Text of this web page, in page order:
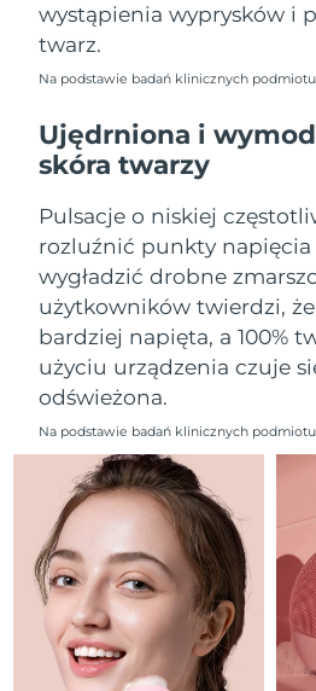
wystąpienia wyprysków i
twarz.
Na podstawie badań klinicznych
Ujędrniona i
skóra twarzy
Pulsacje o niskiej
rozluźnić punkty napięcia
wygładzić drobne
użytkowników twierdzi,
bardziej napięta, a 100%
użyciu urządzenia czuje
odświeżona.
Na podstawie badań klinicznych
Kuwejt
Liban
Litwa
Luksemburg
SRA Makau (Chiny)
Malezja
Malta
Meksyk
Monako